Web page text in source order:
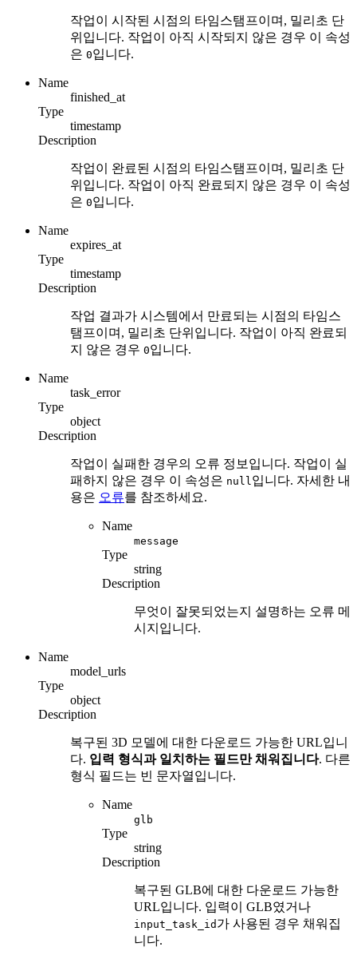
작업이 시작된 시점의 타임스탬프이며, 밀리초 단
위입니다. 작업이 아직 시작되지 않은 경우 이 속성
은 0입니다.
Name
finished_at
Type
timestamp
Description
작업이 완료된 시점의 타임스탬프이며, 밀리초 단
위입니다. 작업이 아직 완료되지 않은 경우 이 속성
은 0입니다.
Name
expires_at
Type
timestamp
Description
작업 결과가 시스템에서 만료되는 시점의 타임스
탬프이며, 밀리초 단위입니다. 작업이 아직 완료되
지 않은 경우 0입니다.
Name
task_error
Type
object
Description
작업이 실패한 경우의 오류 정보입니다. 작업이 실
패하지 않은 경우 이 속성은 null 입니다. 자세한 내
용은 오류를 참조하세요.
Name
message
Type
string
Description
무엇이 잘못되었는지 설명하는 오류 메
시지입니다.
Name
model_urls
Type
object
Description
복구된 3D 모델에 대한 다운로드 가능한 URL입니
다. 입력 형식과 일치하는 필드만 채워집니다. 다른
형식 필드는 빈 문자열입니다.
Name
glb
Type
string
Description
복구된 GLB에 대한 다운로드 가능한
URL입니다. 입력이 GLB였거나
input_task_id 가 사용된 경우 채워집
니다.